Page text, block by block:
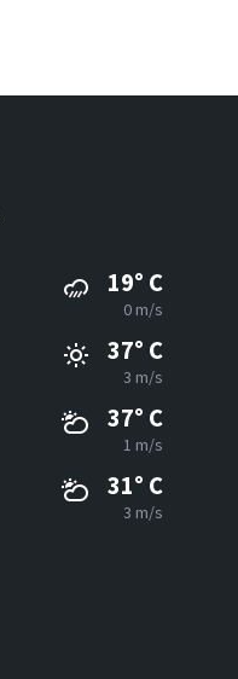
19° C
0 m/s
37° C
3 m/s
37° C
1 m/s
31° C
3 m/s